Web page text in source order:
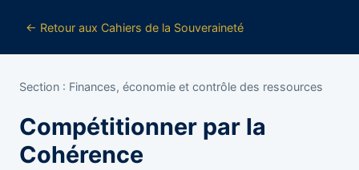
← Retour aux Cahiers de la Souveraineté
Section : Finances, économie et contrôle des ressources
Compétitionner par la
Cohérence